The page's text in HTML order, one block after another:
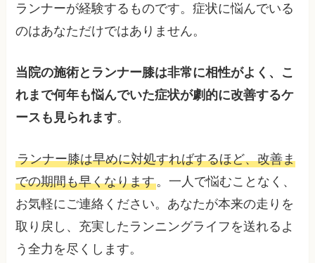
ランナーが経験するものです。症状に悩んでいる
のはあなただけではありません。
当院の施術とランナー膝は非常に相性がよく、こ
れまで何年も悩んでいた症状が劇的に改善するケ
ースも見られます。
ランナー膝は早めに対処すればするほど、改善ま
での期間も早くなります。一人で悩むことなく、
お気軽にご連絡ください。あなたが本来の走りを
取り戻し、充実したランニングライフを送れるよ
う全力を尽くします。